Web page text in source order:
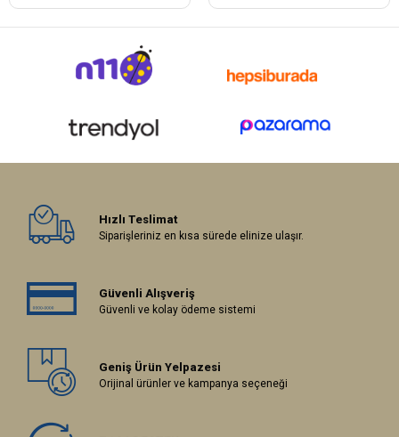
Hızlı Teslimat
Siparişleriniz en kısa sürede elinize ulaşır.
Güvenli Alışveriş
Güvenli ve kolay ödeme sistemi
Geniş Ürün Yelpazesi
Orijinal ürünler ve kampanya seçeneği